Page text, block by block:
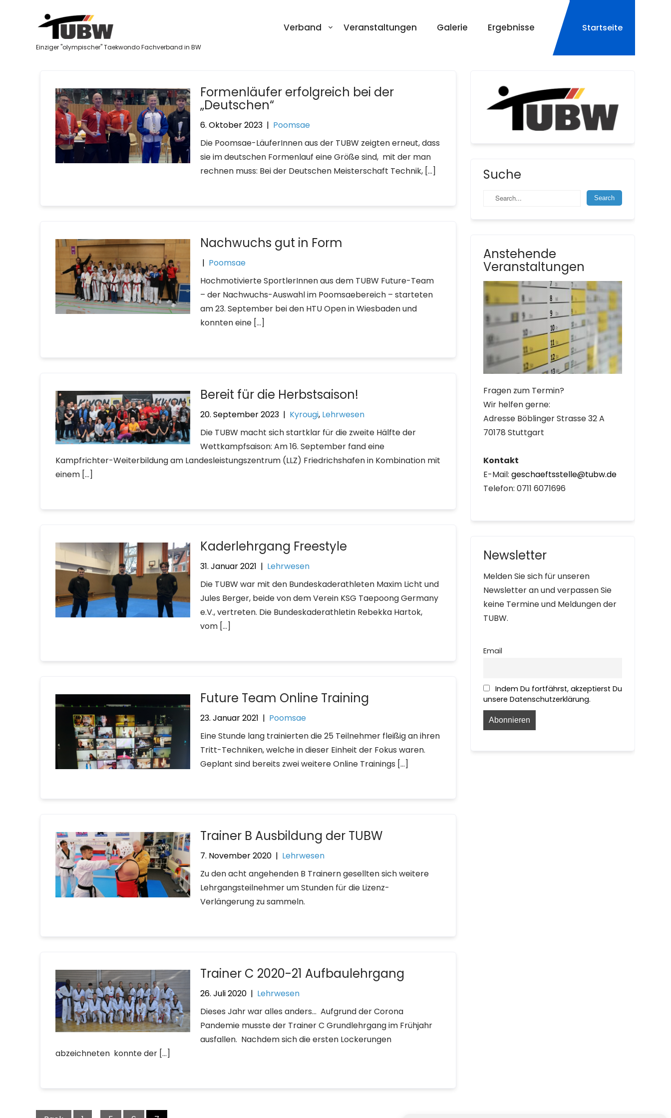
Einziger "olympischer" Taekwondo Fachverband in BW
Startseite
Verband Veranstaltungen Galerie Ergebnisse
Formenläufer erfolgreich bei der
„Deutschen“
6. Oktober 2023 | Poomsae
Die Poomsae-LäuferInnen aus der TUBW zeigten erneut, dass
sie im deutschen Formenlauf eine Größe sind, mit der man
rechnen muss: Bei der Deutschen Meisterschaft Technik, […]
Nachwuchs gut in Form
| Poomsae
Hochmotivierte SportlerInnen aus dem TUBW Future-Team
– der Nachwuchs-Auswahl im Poomsaebereich – starteten
am 23. September bei den HTU Open in Wiesbaden und
konnten eine […]
Bereit für die Herbstsaison!
20. September 2023 | Kyrougi, Lehrwesen
Die TUBW macht sich startklar für die zweite Hälfte der
Wettkampfsaison: Am 16. September fand eine
Kampfrichter-Weiterbildung am Landesleistungszentrum (LLZ) Friedrichshafen in Kombination mit
einem […]
Kaderlehrgang Freestyle
31. Januar 2021 | Lehrwesen
Die TUBW war mit den Bundeskaderathleten Maxim Licht und
Jules Berger, beide von dem Verein KSG Taepoong Germany
e.V., vertreten. Die Bundeskaderathletin Rebekka Hartok,
vom […]
Future Team Online Training
23. Januar 2021 | Poomsae
Eine Stunde lang trainierten die 25 Teilnehmer fleißig an ihren
Tritt-Techniken, welche in dieser Einheit der Fokus waren.
Geplant sind bereits zwei weitere Online Trainings […]
Trainer B Ausbildung der TUBW
7. November 2020 | Lehrwesen
Zu den acht angehenden B Trainern gesellten sich weitere
Lehrgangsteilnehmer um Stunden für die Lizenz-
Verlängerung zu sammeln.
Trainer C 2020-21 Aufbaulehrgang
26. Juli 2020 | Lehrwesen
Dieses Jahr war alles anders… Aufgrund der Corona
Pandemie musste der Trainer C Grundlehrgang im Frühjahr
ausfallen. Nachdem sich die ersten Lockerungen
abzeichneten konnte der […]
Seitennummerierung
Suche
Anstehende
Veranstaltungen
Fragen zum Termin?
Wir helfen gerne:
Adresse Böblinger Strasse 32 A
70178 Stuttgart
Kontakt
E-Mail: geschaeftsstelle@tubw.de
Telefon: 0711 6071696
Newsletter
Melden Sie sich für unseren
Newsletter an und verpassen Sie
keine Termine und Meldungen der
TUBW.
Email
Indem Du fortfährst, akzeptierst Du
unsere Datenschutzerklärung.